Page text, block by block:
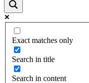
Exact matches only
Search in title
Search in content